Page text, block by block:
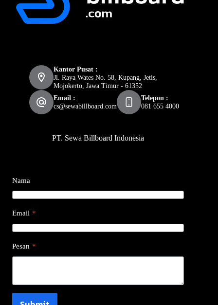
Kantor Pusat :
Jl. Raya Wates No. 58, Kupang, Jetis,
Mojokerto, Jawa Timur - 61352
Email :
cs@sewabillboard.com
Telepon :
081 655 4000
PT. Sewa Billboard Indonesia
Nama
Email *
Pesan *